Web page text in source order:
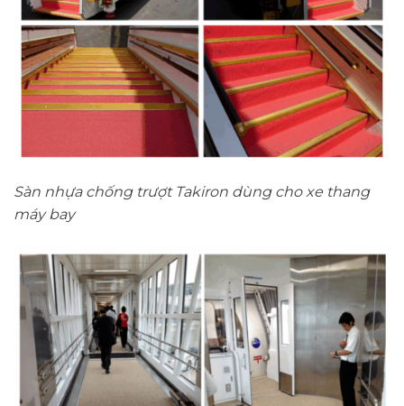
Sàn nhựa chống trượt Takiron dùng cho xe thang
máy bay